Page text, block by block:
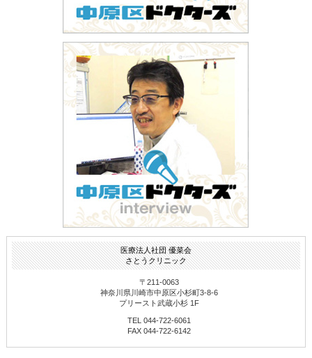
医療法人社団 優菜会
さとうクリニック
〒211-0063
神奈川県川崎市中原区小杉町3-8-6
プリースト武蔵小杉 1F
TEL 044-722-6061
FAX 044-722-6142